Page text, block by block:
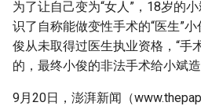
h
为了让自己变为“女人”，18岁的
识了自称能做变性手术的“医生”
俊从未取得过医生执业资格，“手
的，最终小俊的非法手术给小斌
9月20日，澎湃新闻（